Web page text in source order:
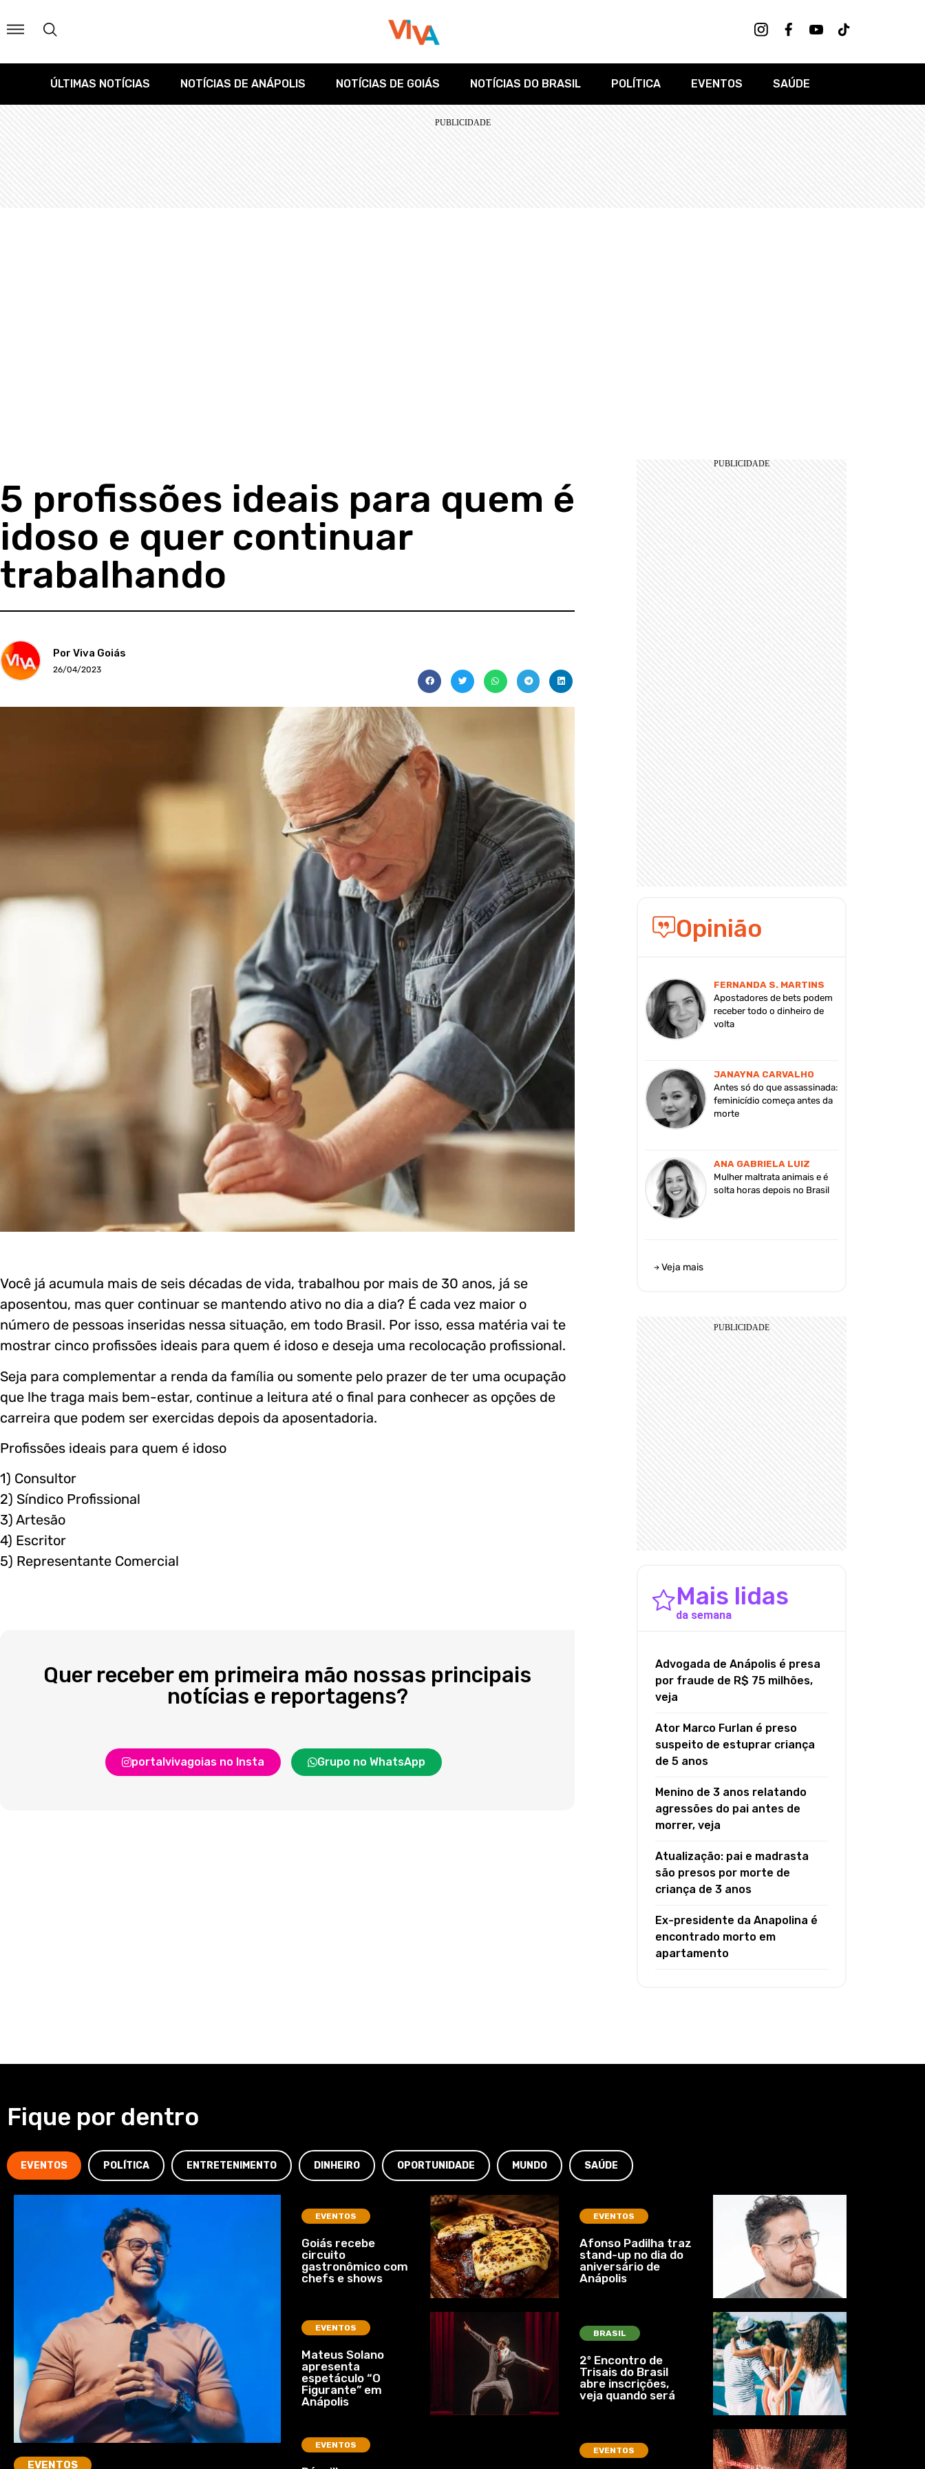
ÚLTIMAS NOTÍCIAS NOTÍCIAS DE ANÁPOLIS NOTÍCIAS DE GOIÁS NOTÍCIAS DO BRASIL POLÍTICA EVENTOS SAÚDE
5 profissões ideais para quem é
idoso e quer continuar
trabalhando
Por Viva Goiás
26/04/2023
Você já acumula mais de seis décadas de vida, trabalhou por mais de 30 anos, já se
aposentou, mas quer continuar se mantendo ativo no dia a dia? É cada vez maior o
número de pessoas inseridas nessa situação, em todo Brasil. Por isso, essa matéria vai te
mostrar cinco profissões ideais para quem é idoso e deseja uma recolocação profissional.
Seja para complementar a renda da família ou somente pelo prazer de ter uma ocupação
que lhe traga mais bem-estar, continue a leitura até o final para conhecer as opções de
carreira que podem ser exercidas depois da aposentadoria.
Profissões ideais para quem é idoso
1) Consultor
2) Síndico Profissional
3) Artesão
4) Escritor
5) Representante Comercial
Quer receber em primeira mão nossas principais
notícias e reportagens?
portalvivagoias no Insta Grupo no WhatsApp
Opinião
FERNANDA S. MARTINS
Apostadores de bets podem
receber todo o dinheiro de
volta
JANAYNA CARVALHO
Antes só do que assassinada:
feminicídio começa antes da
morte
ANA GABRIELA LUIZ
Mulher maltrata animais e é
solta horas depois no Brasil
Veja mais
Mais lidas
da semana
Advogada de Anápolis é presa
por fraude de R$ 75 milhões,
veja
Ator Marco Furlan é preso
suspeito de estuprar criança
de 5 anos
Menino de 3 anos relatando
agressões do pai antes de
morrer, veja
Atualização: pai e madrasta
são presos por morte de
criança de 3 anos
Ex-presidente da Anapolina é
encontrado morto em
apartamento
Fique por dentro
EVENTOS POLÍTICA ENTRETENIMENTO DINHEIRO OPORTUNIDADE MUNDO SAÚDE
EVENTOS
EVENTOS
Goiás recebe
circuito
gastronômico com
chefs e shows
EVENTOS
Mateus Solano
apresenta
espetáculo “O
Figurante” em
Anápolis
EVENTOS
EVENTOS
Afonso Padilha traz
stand-up no dia do
aniversário de
Anápolis
BRASIL
2º Encontro de
Trisais do Brasil
abre inscrições,
veja quando será
EVENTOS